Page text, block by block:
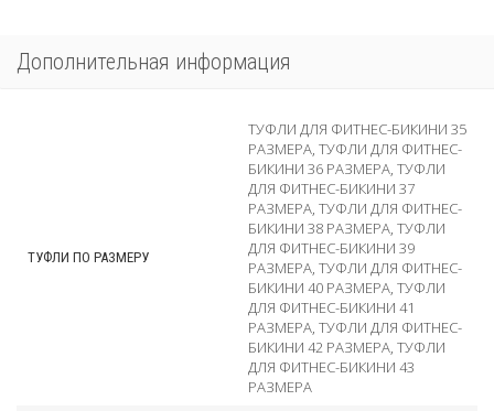
Дополнительная информация
ТУФЛИ ПО РАЗМЕРУ
ТУФЛИ ДЛЯ ФИТНЕС-БИКИНИ 35
РАЗМЕРА, ТУФЛИ ДЛЯ ФИТНЕС-
БИКИНИ 36 РАЗМЕРА, ТУФЛИ
ДЛЯ ФИТНЕС-БИКИНИ 37
РАЗМЕРА, ТУФЛИ ДЛЯ ФИТНЕС-
БИКИНИ 38 РАЗМЕРА, ТУФЛИ
ДЛЯ ФИТНЕС-БИКИНИ 39
РАЗМЕРА, ТУФЛИ ДЛЯ ФИТНЕС-
БИКИНИ 40 РАЗМЕРА, ТУФЛИ
ДЛЯ ФИТНЕС-БИКИНИ 41
РАЗМЕРА, ТУФЛИ ДЛЯ ФИТНЕС-
БИКИНИ 42 РАЗМЕРА, ТУФЛИ
ДЛЯ ФИТНЕС-БИКИНИ 43
РАЗМЕРА